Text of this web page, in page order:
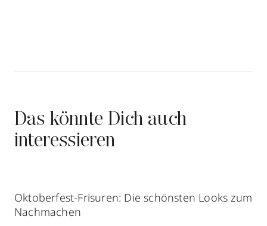
Das könnte Dich auch
interessieren
Oktoberfest-Frisuren: Die schönsten Looks zum
Nachmachen